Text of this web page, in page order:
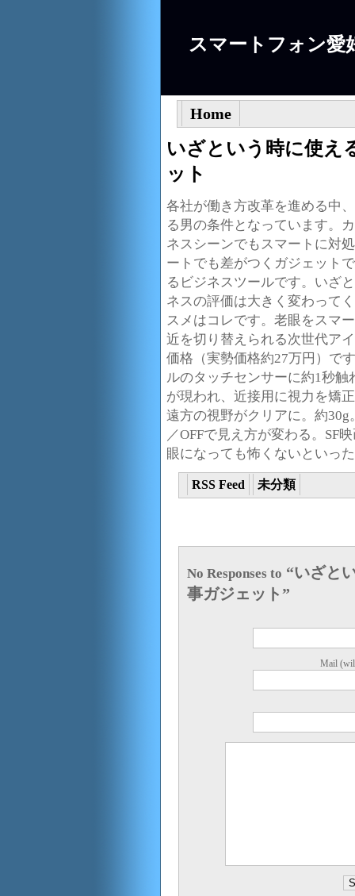
スマートフォン愛
Home
いざという時に使え
ット
各社が働き方改革を進める中
る男の条件となっています。
ネスシーンでもスマートに対
ートでも差がつくガジェット
るビジネスツールです。いざ
ネスの評価は大きく変わって
スメはコレです。老眼をスマ
近を切り替えられる次世代ア
価格（実勢価格約27万円）で
ルのタッチセンサーに約1秒
が現われ、近接用に視力を矯
遠方の視野がクリアに。約
／OFFで見え方が変わる。SF
眼になっても怖くないといっ
RSS Feed 未分類
No Responses to “いざと
事ガジェット”
Mail